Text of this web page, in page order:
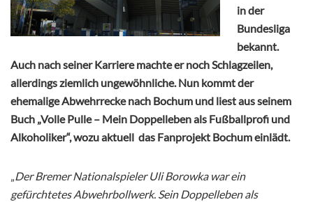
in der
Bundesliga
bekannt.
Auch nach seiner Karriere machte er noch Schlagzeilen,
allerdings ziemlich ungewöhnliche. Nun kommt der
ehemalige Abwehrrecke nach Bochum und liest aus seinem
Buch „Volle Pulle – Mein Doppelleben als Fußballprofi und
Alkoholiker“, wozu aktuell das Fanprojekt Bochum einlädt.
„Der Bremer Nationalspieler Uli Borowka war ein
gefürchtetes Abwehrbollwerk. Sein Doppelleben als